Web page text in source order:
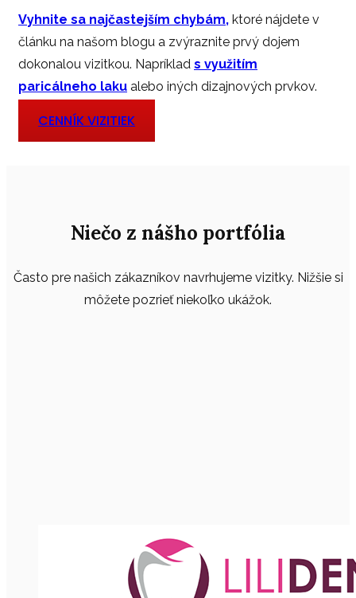
Vyhnite sa najčastejším chybám, ktoré nájdete v
článku na našom blogu a zvýraznite prvý dojem
dokonalou vizitkou. Napríklad s využitím
paricálneho laku alebo iných dizajnových prvkov.
CENNÍK VIZITIEK
Niečo z nášho portfólia
Často pre našich zákazníkov navrhujeme vizitky. Nižšie si
môžete pozrieť niekoľko ukážok.